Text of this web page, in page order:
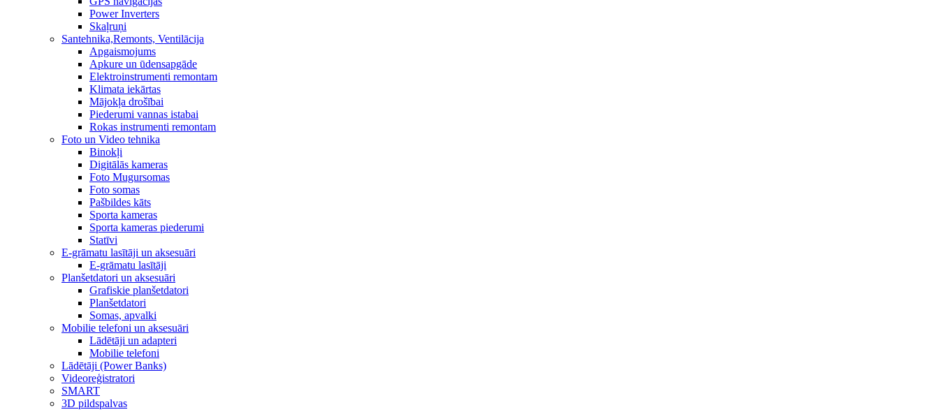
Power Inverters
Skaļruņi
Santehnika,Remonts, Ventilācija
Apgaismojums
Apkure un ūdensapgāde
Elektroinstrumenti remontam
Klimata iekārtas
Mājokļa drošībai
Piederumi vannas istabai
Rokas instrumenti remontam
Foto un Video tehnika
Binokļi
Digitālās kameras
Foto Mugursomas
Foto somas
Pašbildes kāts
Sporta kameras
Sporta kameras piederumi
Statīvi
E-grāmatu lasītāji un aksesuāri
E-grāmatu lasītāji
Planšetdatori un aksesuāri
Grafiskie planšetdatori
Planšetdatori
Somas, apvalki
Mobilie telefoni un aksesuāri
Lādētāji un adapteri
Mobilie telefoni
Lādētāji (Power Banks)
Videoreģistratori
SMART
3D pildspalvas